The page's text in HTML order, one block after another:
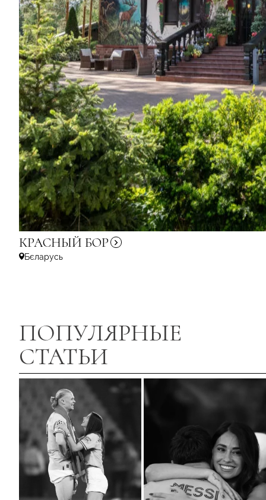
КРАСНЫЙ БОР
Бєларусь
ПОПУЛЯРНЫЕ
СТАТЬИ